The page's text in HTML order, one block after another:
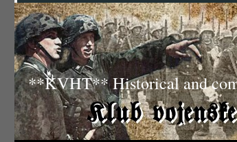
**KVHT** Historical and